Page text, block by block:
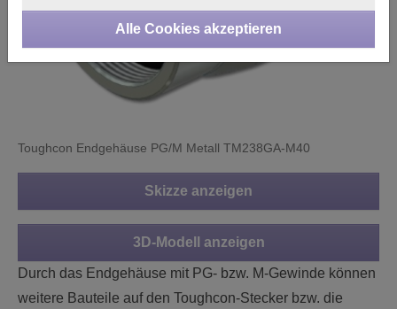
Toughcon Endgehäuse PG/M Metall TM238GA-M40
Skizze anzeigen
3D-Modell anzeigen
Durch das Endgehäuse mit PG- bzw. M-Gewinde können
weitere Bauteile auf den Toughcon-Stecker bzw. die
Alle Cookies akzeptieren